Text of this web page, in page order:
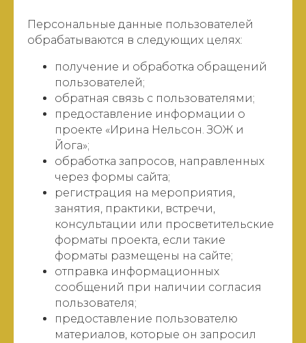
Персональные данные пользователей
обрабатываются в следующих целях:
получение и обработка обращений
пользователей;
обратная связь с пользователями;
предоставление информации о
проекте «Ирина Нельсон. ЗОЖ и
Йога»;
обработка запросов, направленных
через формы сайта;
регистрация на мероприятия,
занятия, практики, встречи,
консультации или просветительские
форматы проекта, если такие
форматы размещены на сайте;
отправка информационных
сообщений при наличии согласия
пользователя;
предоставление пользователю
материалов, которые он запросил